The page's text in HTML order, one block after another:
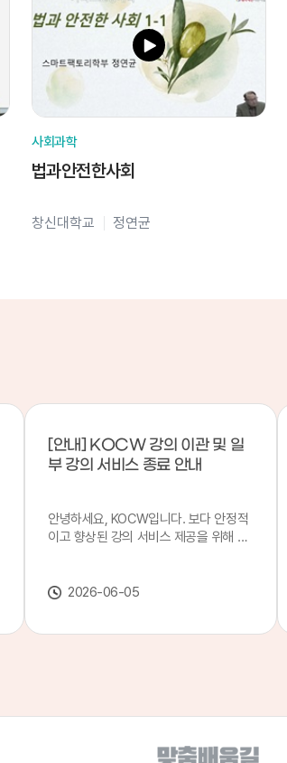
사회과학
법과안전한사회
창신대학교 정연균
[안내] KOCW 강의 이관 및 일
부 강의 서비스 종료 안내
안녕하세요, KOCW입니다. 보다 안정적
이고 향상된 강의 서비스 제공을 위해 강
스가 종료될 예정이오니, 이용에 참고하
종료 강의 안내 이관 작업으로 인해 일부
었습니다. 서비스 종료 강의 목록은 아래
2026-06-05